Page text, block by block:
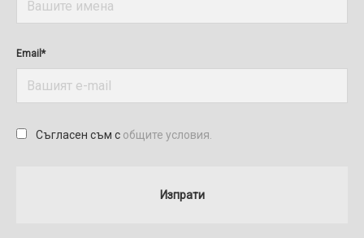
Email*
Съгласен съм с общите условия.